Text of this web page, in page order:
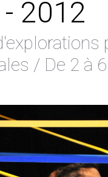
- 2012
/ De 2 à